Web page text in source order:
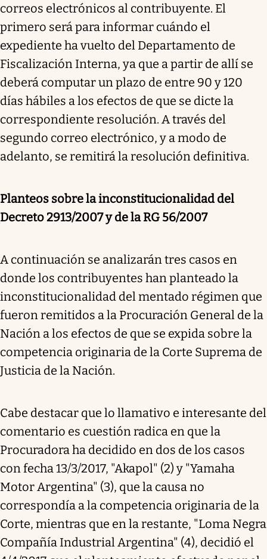
correos electrónicos al contribuyente. El
primero será para informar cuándo el
expediente ha vuelto del Departamento de
Fiscalización Interna, ya que a partir de allí se
deberá computar un plazo de entre 90 y 120
días hábiles a los efectos de que se dicte la
correspondiente resolución. A través del
segundo correo electrónico, y a modo de
adelanto, se remitirá la resolución definitiva.
Planteos sobre la inconstitucionalidad del
Decreto 2913/2007 y de la RG 56/2007
A continuación se analizarán tres casos en
donde los contribuyentes han planteado la
inconstitucionalidad del mentado régimen que
fueron remitidos a la Procuración General de la
Nación a los efectos de que se expida sobre la
competencia originaria de la Corte Suprema de
Justicia de la Nación.
Cabe destacar que lo llamativo e interesante del
comentario es cuestión radica en que la
Procuradora ha decidido en dos de los casos
con fecha 13/3/2017, "Akapol" (2) y "Yamaha
Motor Argentina" (3), que la causa no
correspondía a la competencia originaria de la
Corte, mientras que en la restante, "Loma Negra
Compañía Industrial Argentina" (4), decidió el